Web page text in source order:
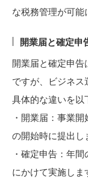
な税務管理が可能
開業届と確定申
開業届と確定申告
ですが、ビジネス
具体的な違いを以
・開業届：事業
の開始時に提出し
・確定申告：年
にかけて実施しま